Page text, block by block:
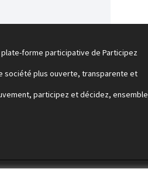
plate-forme participative de Participez
société plus ouverte, transparente et
participez et décidez,